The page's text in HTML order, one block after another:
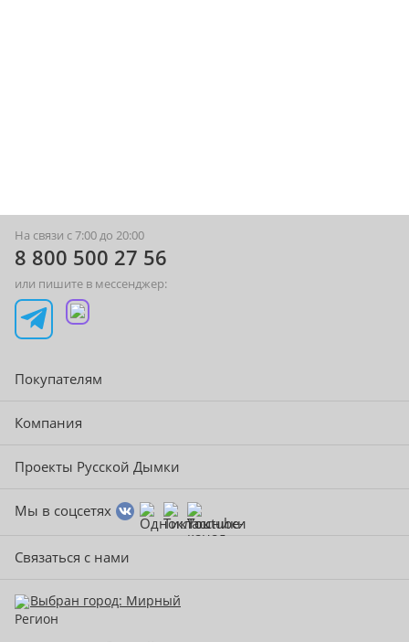
На связи с 7:00 до 20:00
8 800 500 27 56
или пишите в мессенджер:
Покупателям
Компания
Проекты Русской Дымки
Мы в соцсетях
Связаться с нами
Выбран город: Мирный